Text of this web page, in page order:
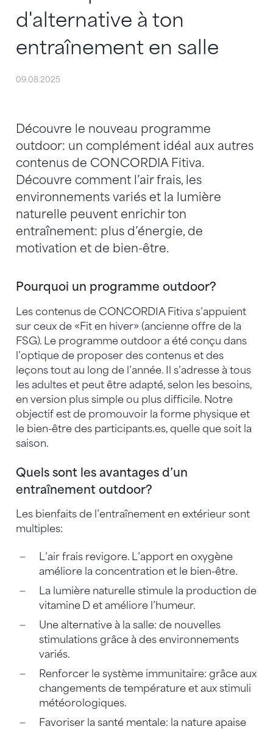
d'alternative à ton
entraînement en salle
09.08.2025
Découvre le nouveau programme
outdoor: un complément idéal aux autres
contenus de CONCORDIA Fitiva.
Découvre comment l’air frais, les
environnements variés et la lumière
naturelle peuvent enrichir ton
entraînement: plus d’énergie, de
motivation et de bien-être.
Pourquoi un programme outdoor?
Les contenus de CONCORDIA Fitiva s’appuient
sur ceux de «Fit en hiver» (ancienne offre de la
FSG). Le programme outdoor a été conçu dans
l’optique de proposer des contenus et des
leçons tout au long de l’année. Il s’adresse à tous
les adultes et peut être adapté, selon les besoins,
en version plus simple ou plus difficile. Notre
objectif est de promouvoir la forme physique et
le bien-être des participants.es, quelle que soit la
saison.
Quels sont les avantages d’un
entraînement outdoor?
Les bienfaits de l’entraînement en extérieur sont
multiples:
L’air frais revigore. L’apport en oxygène
améliore la concentration et le bien-être.
La lumière naturelle stimule la production de
vitamine D et améliore l’humeur.
Une alternative à la salle: de nouvelles
stimulations grâce à des environnements
variés.
Renforcer le système immunitaire: grâce aux
changements de température et aux stimuli
météorologiques.
Favoriser la santé mentale: la nature apaise